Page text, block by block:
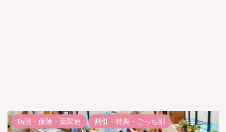
病院・保険・薬関連 割引・特典・ごっち割